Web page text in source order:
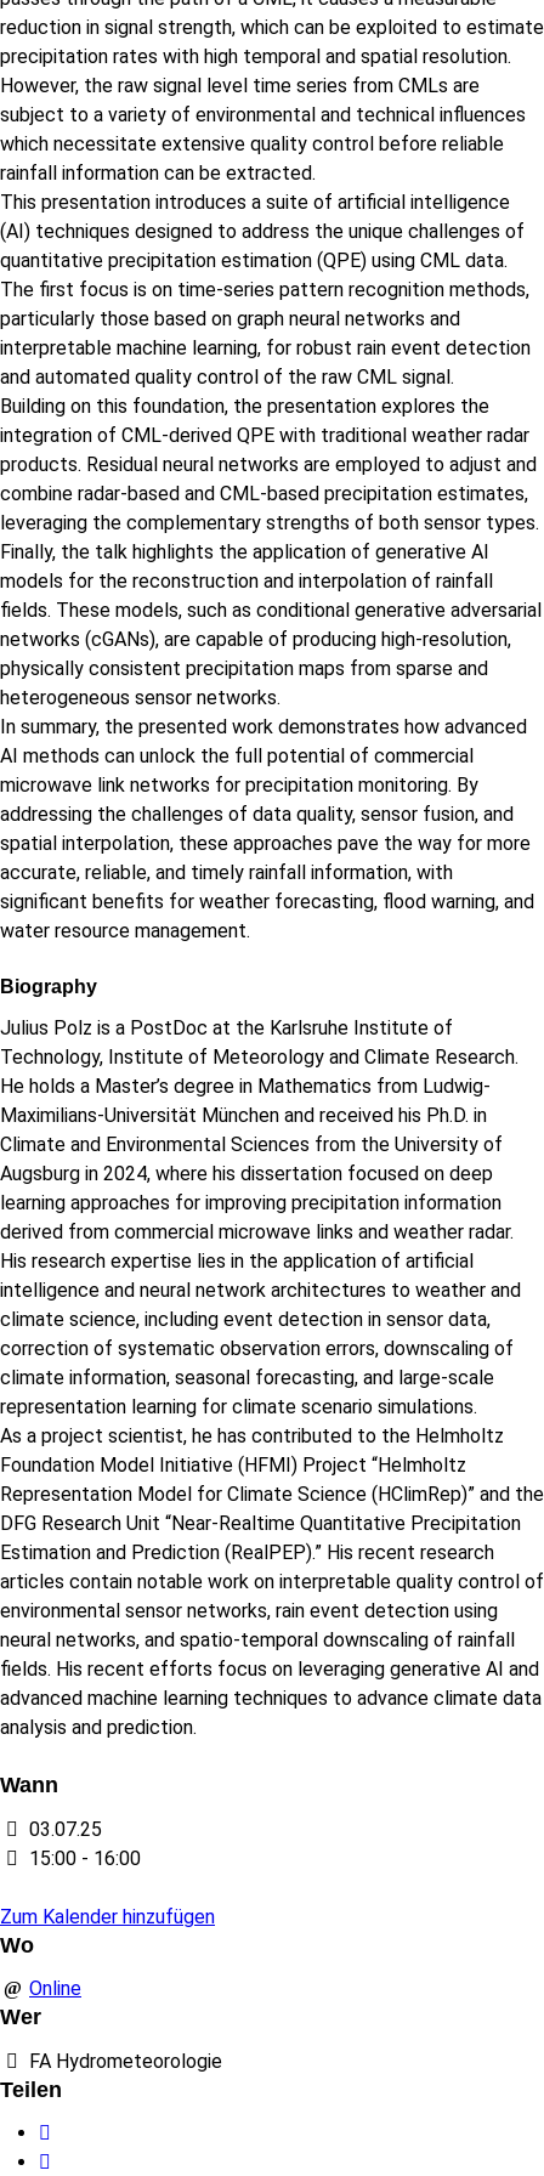
reduction in signal strength, which can be exploited to estimate
precipitation rates with high temporal and spatial resolution.
However, the raw signal level time series from CMLs are
subject to a variety of environmental and technical influences
which necessitate extensive quality control before reliable
rainfall information can be extracted.
This presentation introduces a suite of artificial intelligence
(AI) techniques designed to address the unique challenges of
quantitative precipitation estimation (QPE) using CML data.
The first focus is on time-series pattern recognition methods,
particularly those based on graph neural networks and
interpretable machine learning, for robust rain event detection
and automated quality control of the raw CML signal.
Building on this foundation, the presentation explores the
integration of CML-derived QPE with traditional weather radar
products. Residual neural networks are employed to adjust and
combine radar-based and CML-based precipitation estimates,
leveraging the complementary strengths of both sensor types.
Finally, the talk highlights the application of generative AI
models for the reconstruction and interpolation of rainfall
fields. These models, such as conditional generative adversarial
networks (cGANs), are capable of producing high-resolution,
physically consistent precipitation maps from sparse and
heterogeneous sensor networks.
In summary, the presented work demonstrates how advanced
AI methods can unlock the full potential of commercial
microwave link networks for precipitation monitoring. By
addressing the challenges of data quality, sensor fusion, and
spatial interpolation, these approaches pave the way for more
accurate, reliable, and timely rainfall information, with
significant benefits for weather forecasting, flood warning, and
water resource management.
Biography
Julius Polz is a PostDoc at the Karlsruhe Institute of
Technology, Institute of Meteorology and Climate Research.
He holds a Master’s degree in Mathematics from Ludwig-
Maximilians-Universität München and received his Ph.D. in
Climate and Environmental Sciences from the University of
Augsburg in 2024, where his dissertation focused on deep
learning approaches for improving precipitation information
derived from commercial microwave links and weather radar.
His research expertise lies in the application of artificial
intelligence and neural network architectures to weather and
climate science, including event detection in sensor data,
correction of systematic observation errors, downscaling of
climate information, seasonal forecasting, and large-scale
representation learning for climate scenario simulations.
As a project scientist, he has contributed to the Helmholtz
Foundation Model Initiative (HFMI) Project “Helmholtz
Representation Model for Climate Science (HClimRep)” and the
DFG Research Unit “Near-Realtime Quantitative Precipitation
Estimation and Prediction (RealPEP).” His recent research
articles contain notable work on interpretable quality control of
environmental sensor networks, rain event detection using
neural networks, and spatio-temporal downscaling of rainfall
fields. His recent efforts focus on leveraging generative AI and
advanced machine learning techniques to advance climate data
analysis and prediction.
Wann
03.07.25
15:00 - 16:00
Zum Kalender hinzufügen
Wo
Online
Wer
FA Hydrometeorologie
Teilen